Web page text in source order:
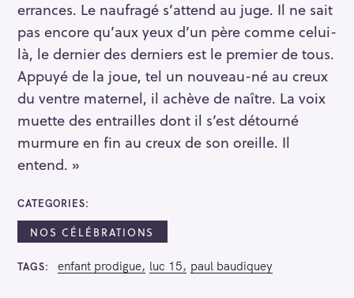
errances. Le naufragé s’attend au juge. Il ne sait
pas encore qu’aux yeux d’un père comme celui-
là, le dernier des derniers est le premier de tous.
Appuyé de la joue, tel un nouveau-né au creux
du ventre maternel, il achève de naître. La voix
muette des entrailles dont il s’est détourné
murmure en fin au creux de son oreille. Il
entend. »
CATEGORIES
NOS CÉLÉBRATIONS
TAGS enfant prodigue luc 15 paul baudiquey